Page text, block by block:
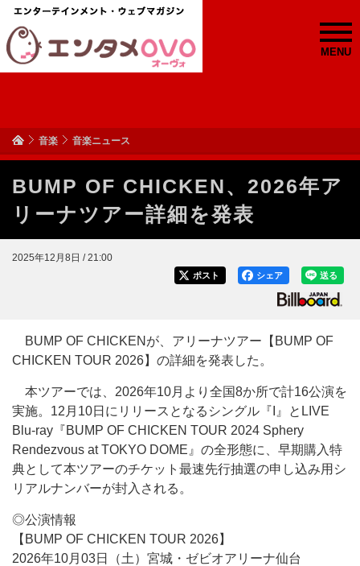
MENU
音楽 音楽ニュース
BUMP OF CHICKEN、2026年ア
リーナツアー詳細を発表
2025年12月8日 / 21:00
送る
シェア
ポスト
BUMP OF CHICKENが、アリーナツアー【BUMP OF
CHICKEN TOUR 2026】の詳細を発表した。
本ツアーでは、2026年10月より全国8か所で計16公演を
実施。12月10日にリリースとなるシングル『I』とLIVE
Blu-ray『BUMP OF CHICKEN TOUR 2024 Sphery
Rendezvous at TOKYO DOME』の全形態に、早期購入特
典として本ツアーのチケット最速先行抽選の申し込み用シ
リアルナンバーが封入される。
◎公演情報
【BUMP OF CHICKEN TOUR 2026】
2026年10月03日（土）宮城・ゼビオアリーナ仙台